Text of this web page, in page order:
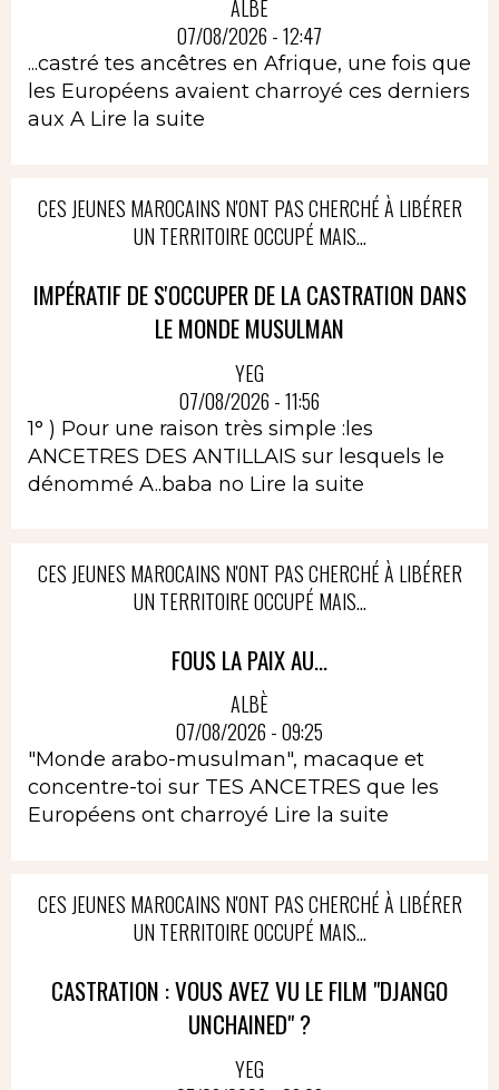
ALBÈ
07/08/2026 - 12:47
...castré tes ancêtres en Afrique, une fois que
les Européens avaient charroyé ces derniers
aux A Lire la suite
CES JEUNES MAROCAINS N'ONT PAS CHERCHÉ À LIBÉRER
UN TERRITOIRE OCCUPÉ MAIS...
IMPÉRATIF DE S'OCCUPER DE LA CASTRATION DANS
LE MONDE MUSULMAN
YEG
07/08/2026 - 11:56
1° ) Pour une raison très simple :les
ANCETRES DES ANTILLAIS sur lesquels le
dénommé A..baba no Lire la suite
CES JEUNES MAROCAINS N'ONT PAS CHERCHÉ À LIBÉRER
UN TERRITOIRE OCCUPÉ MAIS...
FOUS LA PAIX AU...
ALBÈ
07/08/2026 - 09:25
"Monde arabo-musulman", macaque et
concentre-toi sur TES ANCETRES que les
Européens ont charroyé Lire la suite
CES JEUNES MAROCAINS N'ONT PAS CHERCHÉ À LIBÉRER
UN TERRITOIRE OCCUPÉ MAIS...
CASTRATION : VOUS AVEZ VU LE FILM "DJANGO
UNCHAINED" ?
YEG